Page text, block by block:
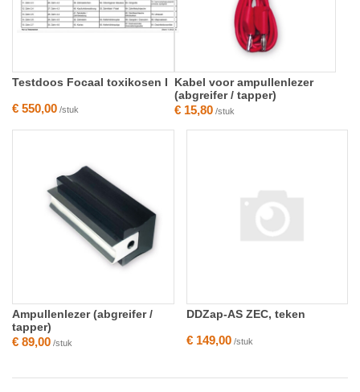
Testdoos Focaal toxikosen I
€ 550,00 /stuk
Kabel voor ampullenlezer
(abgreifer / tapper)
€ 15,80/stuk
Ampullenlezer (abgreifer /
tapper)
€ 89,00 /stuk
DDZap-AS ZEC, teken
€ 149,00/stuk